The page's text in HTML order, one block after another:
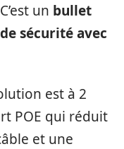
un bullet
sécurité avec
est à 2
POE qui réduit
et une